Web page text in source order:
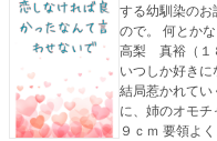
する幼馴染のお話です。 以前から、余
ので。 何とか
高梨 真裕（１
いつしか好き
結局惹かれてい
に、姉のオモチャにされて
９ｃｍ 要領よ